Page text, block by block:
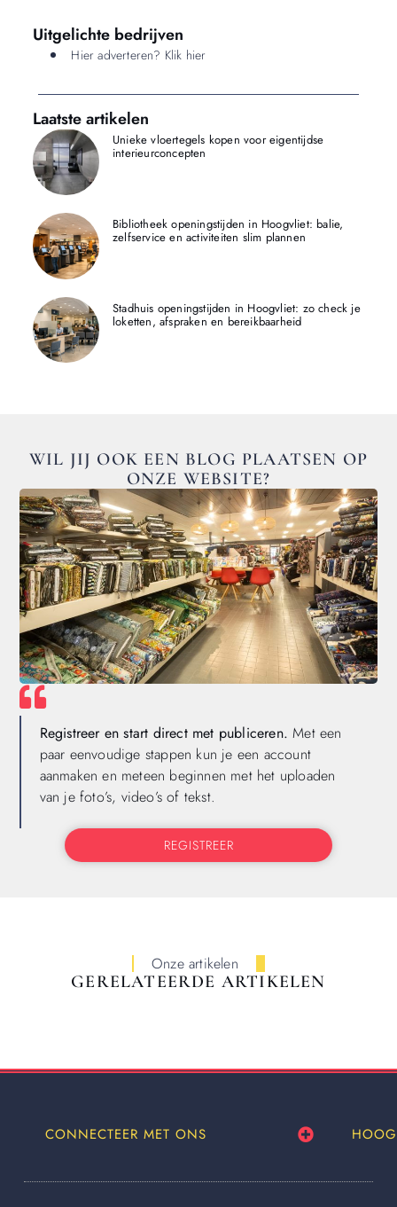
Uitgelichte bedrijven
Hier adverteren? Klik hier
Laatste artikelen
Unieke vloertegels kopen voor eigentijdse
interieurconcepten
Bibliotheek openingstijden in Hoogvliet: balie,
zelfservice en activiteiten slim plannen
Stadhuis openingstijden in Hoogvliet: zo check je
loketten, afspraken en bereikbaarheid
WIL JIJ OOK EEN BLOG PLAATSEN OP
ONZE WEBSITE?
Registreer en start direct met publiceren. Met een
paar eenvoudige stappen kun je een account
aanmaken en meteen beginnen met het uploaden
van je foto’s, video’s of tekst.
REGISTREER
Onze artikelen
GERELATEERDE ARTIKELEN
CONNECTEER MET ONS